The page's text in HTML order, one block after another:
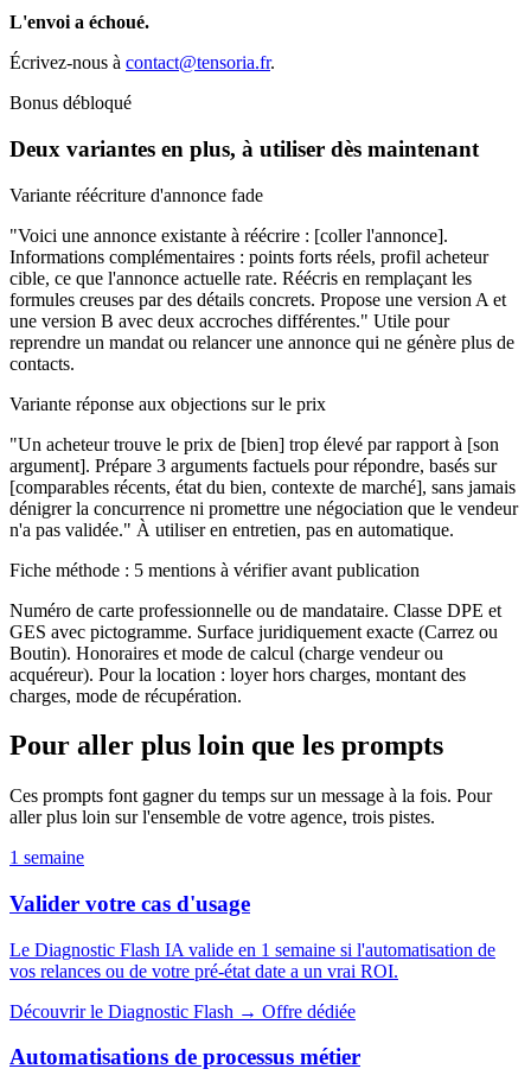
L'envoi a échoué.
Écrivez-nous à contact@tensoria.fr.
Bonus débloqué
Deux variantes en plus, à utiliser dès maintenant
Variante réécriture d'annonce fade
"Voici une annonce existante à réécrire : [coller l'annonce].
Informations complémentaires : points forts réels, profil acheteur
cible, ce que l'annonce actuelle rate. Réécris en remplaçant les
formules creuses par des détails concrets. Propose une version A et
une version B avec deux accroches différentes." Utile pour
reprendre un mandat ou relancer une annonce qui ne génère plus de
contacts.
Variante réponse aux objections sur le prix
"Un acheteur trouve le prix de [bien] trop élevé par rapport à [son
argument]. Prépare 3 arguments factuels pour répondre, basés sur
[comparables récents, état du bien, contexte de marché], sans jamais
dénigrer la concurrence ni promettre une négociation que le vendeur
n'a pas validée." À utiliser en entretien, pas en automatique.
Fiche méthode : 5 mentions à vérifier avant publication
Numéro de carte professionnelle ou de mandataire. Classe DPE et
GES avec pictogramme. Surface juridiquement exacte (Carrez ou
Boutin). Honoraires et mode de calcul (charge vendeur ou
acquéreur). Pour la location : loyer hors charges, montant des
charges, mode de récupération.
Pour aller plus loin que les prompts
Ces prompts font gagner du temps sur un message à la fois. Pour
aller plus loin sur l'ensemble de votre agence, trois pistes.
1 semaine
Valider votre cas d'usage
Le Diagnostic Flash IA valide en 1 semaine si l'automatisation de
vos relances ou de votre pré-état date a un vrai ROI.
Découvrir le Diagnostic Flash → Offre dédiée
Automatisations de processus métier